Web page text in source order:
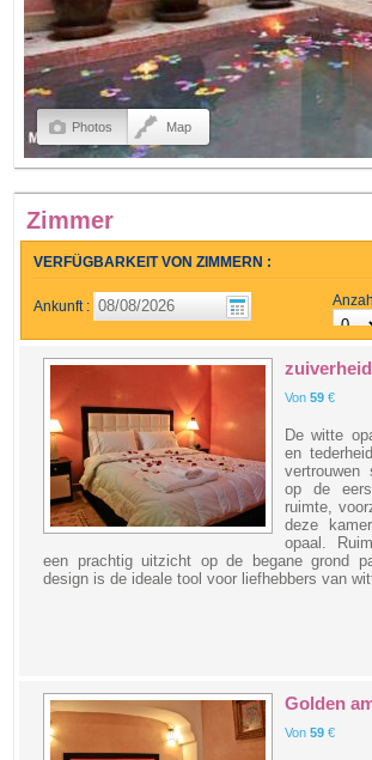
Photos Map
Zimmer
VERFÜGBARKEIT VON ZIMMERN :
Ankunft :
Von 59 €
De witte
en
vertrouwen
op de
ruimte,
deze
opaal.
een prachtig uitzicht op de begane grond
design is de ideale tool voor liefhebbers van
Golden
Von 59 €